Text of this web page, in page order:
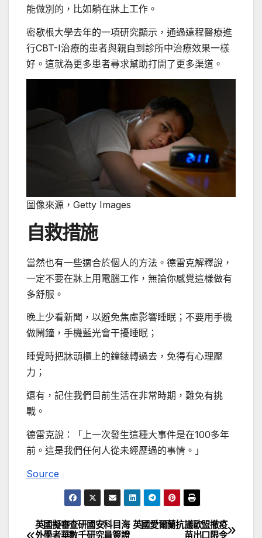
能做別的，比如躺在牀上工作。
密歇根大學去年的一項研究顯示，通過遠程醫療進
行CBT-I治療的患者與親自到診所中治療效果一樣
好。這就為更多患者尋求幫助打開了更多渠道。
圖像來源， Getty Images
自救措施
當然也有一些適合於個人的方法。德雷克解釋說，
一定不要在牀上用電腦工作，無論你感覺這樣做有
多舒服。
晚上少看新聞，以避免焦慮影響睡眠；不要用手機
做鬧鐘，手機藍光會干擾睡眠；
睡覺時把牀頭櫃上的鐘錶轉過去，免得有心理壓
力；
還有，記住我們目前生活在非常時期，難免有挑
戰。
德雷克說：「上一次發生這種大事件是在100多年
前。這是我們任何人從未經歷過的事情。」
Source
文
英國愛爾蘭抗議歐盟撤疫
苗出口限令
英國擬審查研國安科目海
外學者華數千研究員簽證